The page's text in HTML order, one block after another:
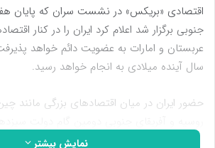
اقتصادی «بریکس» در نشست سران که پایان
جنوبی برگزار شد اعلام کرد ایران را در کنار
عربستان و امارات به عضویت دائم خواهد
سال آینده میلادی به انجام خواهد رسید.
حضور ایران در میان اقتصادهای بزرگی مانند
عرصه رژیم‌ها و سازمان‌های بین‌المللی است.
نمایش بیشتر